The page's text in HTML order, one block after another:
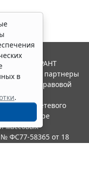
в
.
ГАРАНТ
и ее партнеры
правовой
сетевого
в сфере
массовых
ФС77-58365 от 18